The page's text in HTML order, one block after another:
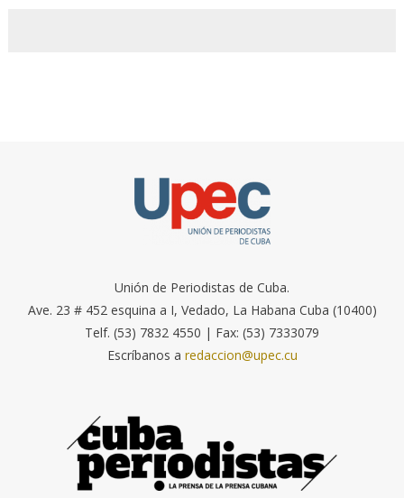
Unión de Periodistas de Cuba.
Ave. 23 # 452 esquina a I, Vedado, La Habana Cuba (10400)
Telf. (53) 7832 4550 | Fax: (53) 7333079
Escríbanos a redaccion@upec.cu